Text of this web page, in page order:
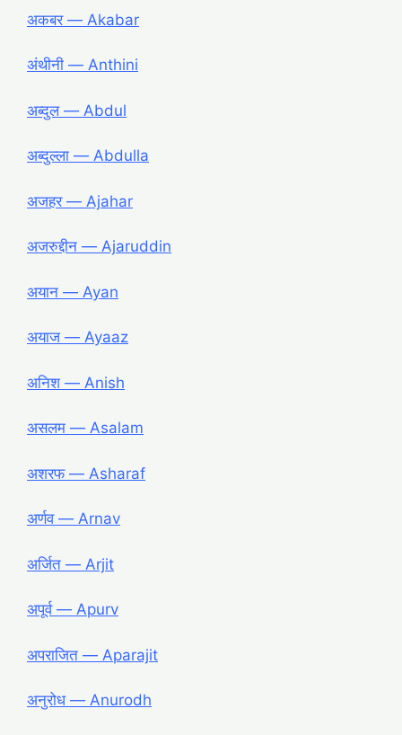
अकबर ― Akabar
अंथीनी ― Anthini
अब्दुल ― Abdul
अब्दुल्ला ― Abdulla
अजहर ― Ajahar
अजरुद्दीन ― Ajaruddin
अयान ― Ayan
अयाज ― Ayaaz
अनिश ― Anish
असलम ― Asalam
अशरफ ― Asharaf
अर्णव ― Arnav
अर्जित ― Arjit
अपूर्व ― Apurv
अपराजित ― Aparajit
अनुरोध ― Anurodh